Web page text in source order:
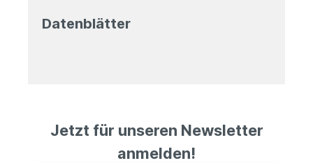
Datenblätter
Jetzt für unseren Newsletter
anmelden!